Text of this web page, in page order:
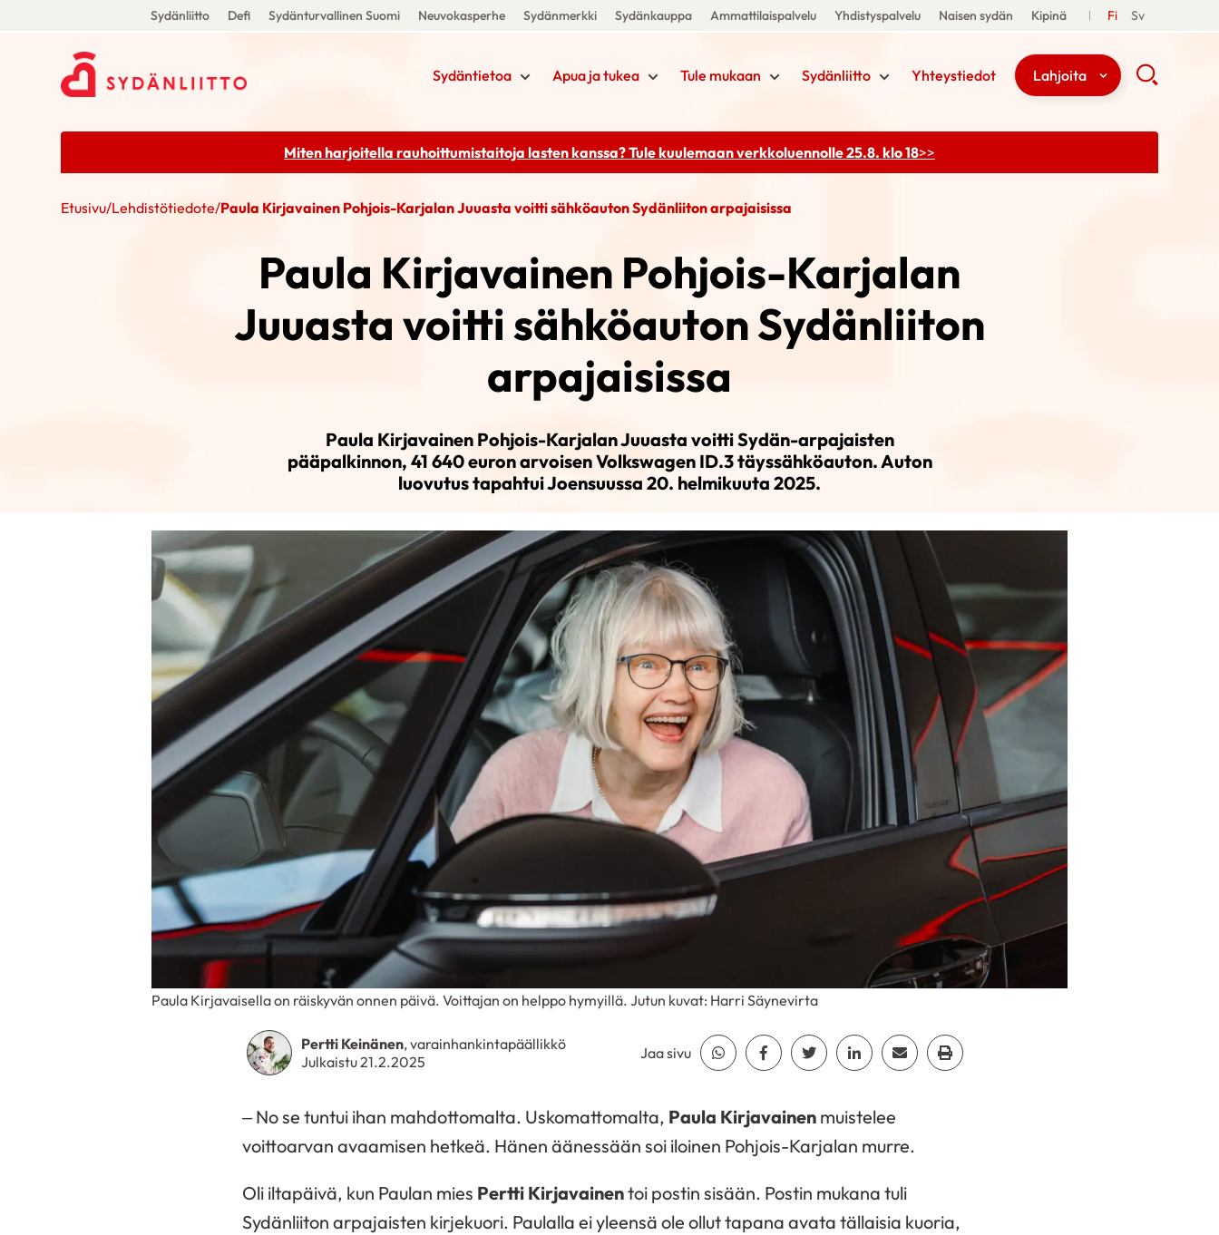
Sydänliitto Defi Sydänturvallinen Suomi Neuvokasperhe Sydänmerkki Sydänkauppa Ammattilaispalvelu Yhdistyspalvelu Naisen sydän Kipinä Fi Sv
Sydäntietoa Apua ja tukea Tule mukaan Sydänliitto Yhteystiedot Lahjoita
Miten harjoitella rauhoittumistaitoja lasten kanssa? Tule kuulemaanverkkoluennolle 25.8. klo 18>>
Etusivu/Lehdistötiedote/Paula Kirjavainen Pohjois-Karjalan Juuasta voitti sähköauton Sydänliiton arpajaisissa
Paula Kirjavainen Pohjois-Karjalan
Juuasta voitti sähköauton Sydänliiton
arpajaisissa
Paula Kirjavainen Pohjois-Karjalan Juuasta voitti Sydän-arpajaisten
pääpalkinnon, 41 640 euron arvoisen Volkswagen ID.3 täyssähköauton. Auton
luovutus tapahtui Joensuussa 20. helmikuuta 2025.
Pertti Keinänen, varainhankintapäällikkö
Julkaistu 21.2.2025
Jaa sivu Jaa Whatsapp
Jaa Facebook
Jaa TwitterJaa LinkedinJaa EmailJaa Print
Paula Kirjavaisella on räiskyvän onnen päivä. Voittajan on helppo hymyillä. Jutun kuvat: Harri Säynevirta
– No se tuntui ihan mahdottomalta. Uskomattomalta, Paula Kirjavainen muistelee
voittoarvan avaamisen hetkeä. Hänen äänessään soi iloinen Pohjois-Karjalan murre.
Oli iltapäivä, kun Paulan mies Pertti Kirjavainentoi postin sisään. Postin mukana tuli
Sydänliiton arpajaisten kirjekuori. Paulalla ei yleensä ole ollut tapana avata tällaisia kuoria,